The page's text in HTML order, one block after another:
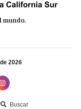
mundo.
2026
Buscar